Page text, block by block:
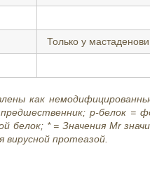
Только у
как
р-белок =
белок; * = Значения Mr
протеазой.